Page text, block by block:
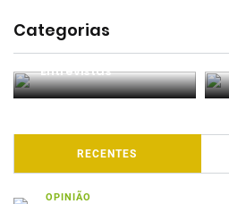
Categorias
Podcasts
RECENTES
OPINIÃO